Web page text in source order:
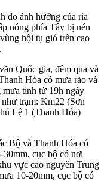
do ảnh hưởng của rìa
nóng phía Tây bị nén
hội tụ gió trên cao
Quốc gia, đêm qua và
Hóa có mưa rào và
tính từ 19h ngày
trạm: Km22 (Sơn
Lệ 1 (Thanh Hóa)
Bộ và Thanh Hóa có
cục bộ có nơi
vực cao nguyên Trung
10-20mm, cục bộ có